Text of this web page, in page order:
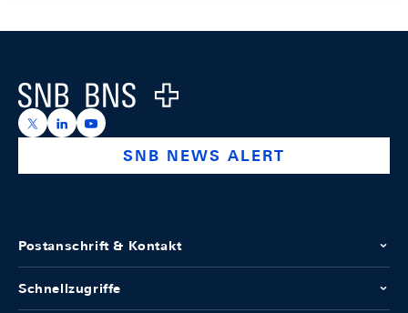
Logo
https://x.com/snb_bns
https://ch.linkedin.com/company/swiss-national-
https://www.youtube.com/@swissnationalbank
SNB NEWS ALERT
Postanschrift & Kontakt
Schnellzugriffe